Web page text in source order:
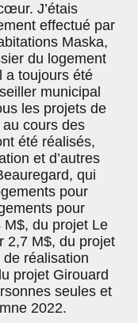
J’étais
effectué par
Maska,
du logement
a toujours été
municipal
les projets de
au cours des
été réalisés,
et d’autres
qui
pour
pour
du projet Le
2,7 M$, du projet
réalisation
projet Girouard
seules et
2022.